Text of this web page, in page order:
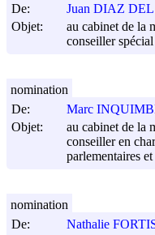
De:
Juan DIAZ
Objet:
au cabinet de la
conseiller spécial
De:
Marc
Objet:
au cabinet de la
conseiller en
parlementaires
nomination
De:
Nathalie
nomination